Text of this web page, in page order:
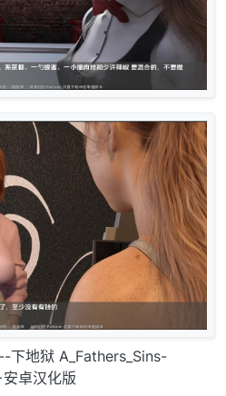
下地狱 A_Fathers_Sins-
卓汉化版